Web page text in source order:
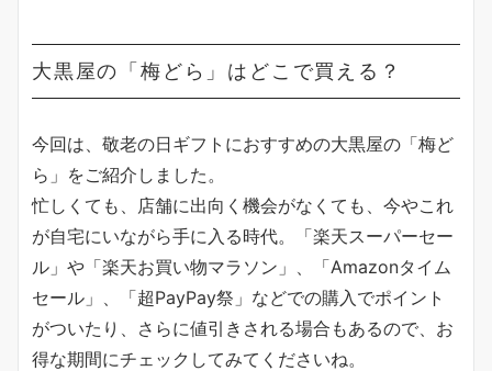
大黒屋の「梅どら」はどこで買える？
今回は、敬老の日ギフトにおすすめの大黒屋の「梅ど
ら」をご紹介しました。
忙しくても、店舗に出向く機会がなくても、今やこれ
が自宅にいながら手に入る時代。「楽天スーパーセー
ル」や「楽天お買い物マラソン」、「Amazonタイム
セール」、「超PayPay祭」などでの購入でポイント
がついたり、さらに値引きされる場合もあるので、お
得な期間にチェックしてみてくださいね。